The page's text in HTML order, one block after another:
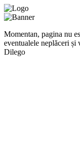
Momentan, pagina nu
eventualele neplăceri și
Dilego